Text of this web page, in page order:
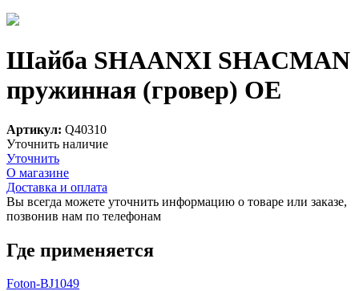
Шайба SHAANXI SHACMAN
пружинная (гровер) OE
Артикул: Q40310
Уточнить наличие
Уточнить
О магазине
Доставка и оплата
Вы всегда можете уточнить информацию о товаре или заказе,
позвонив нам по телефонам
Где применяется
Foton-BJ1049